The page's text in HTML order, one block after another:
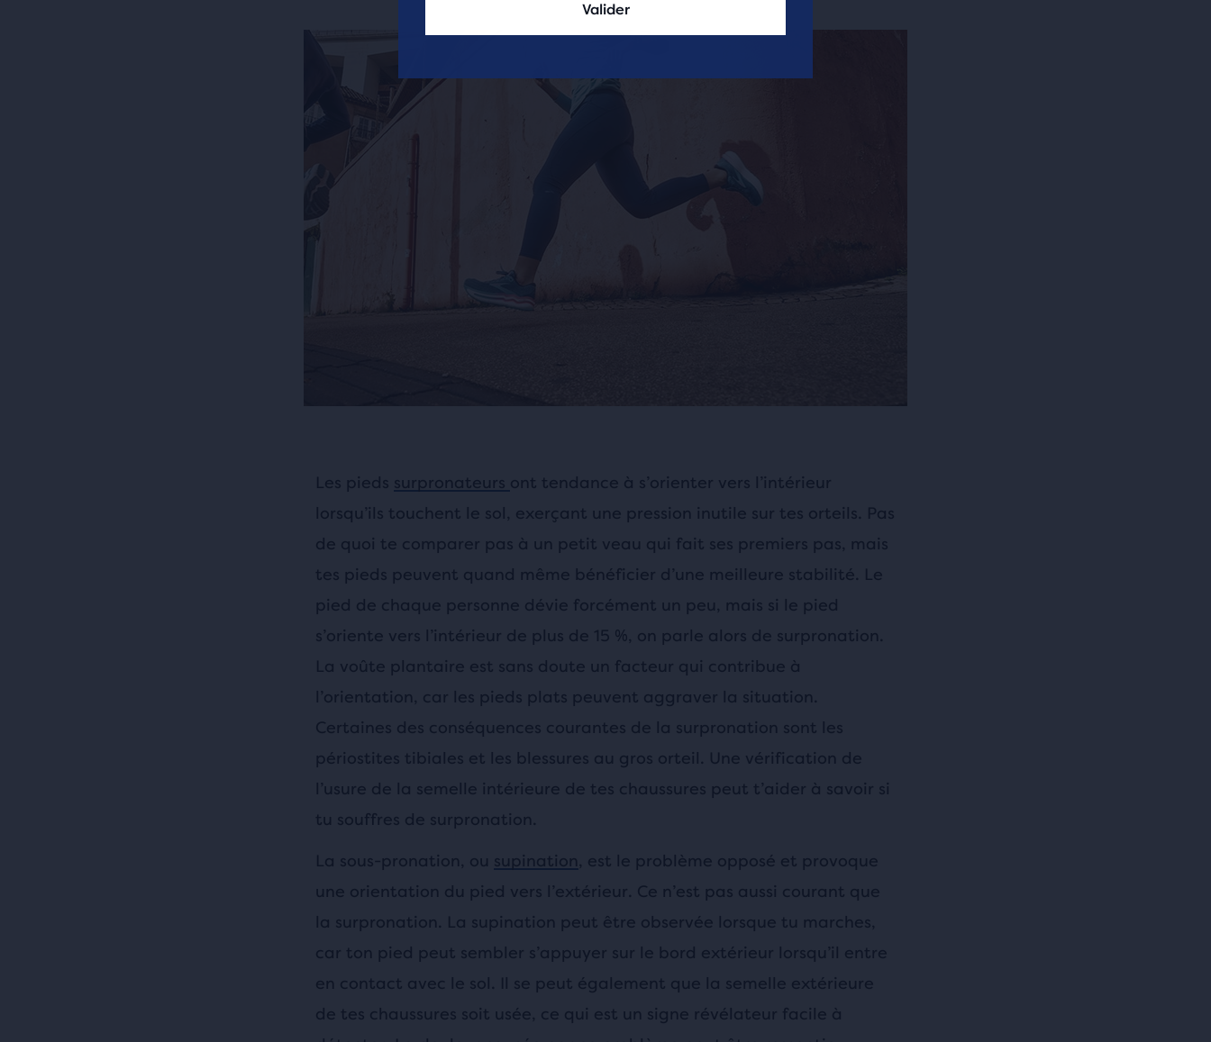
Les pieds surpronateurs ont tendance à s’orienter vers l’intérieur
lorsqu’ils touchent le sol, exerçant une pression inutile sur tes orteils. Pas
de quoi te comparer pas à un petit veau qui fait ses premiers pas, mais
tes pieds peuvent quand même bénéficier d’une meilleure stabilité. Le
pied de chaque personne dévie forcément un peu, mais si le pied
s’oriente vers l’intérieur de plus de 15 %, on parle alors de surpronation.
La voûte plantaire est sans doute un facteur qui contribue à
l’orientation, car les pieds plats peuvent aggraver la situation.
Certaines des conséquences courantes de la surpronation sont les
périostites tibiales et les blessures au gros orteil. Une vérification de
l’usure de la semelle intérieure de tes chaussures peut t’aider à savoir si
tu souffres de surpronation.
La sous-pronation, ou supination, est le problème opposé et provoque
une orientation du pied vers l’extérieur. Ce n’est pas aussi courant que
la surpronation. La supination peut être observée lorsque tu marches,
car ton pied peut sembler s’appuyer sur le bord extérieur lorsqu’il entre
en contact avec le sol. Il se peut également que la semelle extérieure
de tes chaussures soit usée, ce qui est un signe révélateur facile à
Valider